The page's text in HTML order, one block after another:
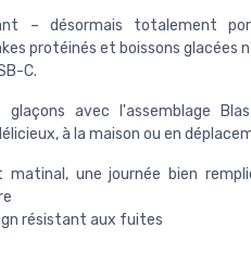
– désormais totalement
protéinés et boissons glacées
C.
avec l'assemblage
à la maison ou en
une journée bien
résistant aux fuites